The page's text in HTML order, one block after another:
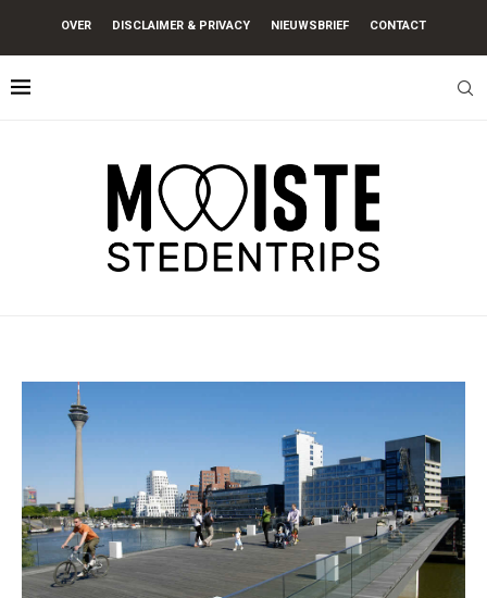
OVER DISCLAIMER & PRIVACY NIEUWSBRIEF CONTACT